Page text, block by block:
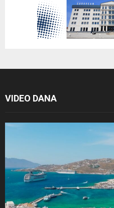
VIDEO DANA